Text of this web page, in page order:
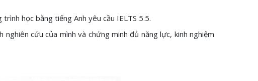
học bằng tiếng Anh yêu cầu IELTS 5.5.
cứu của mình và chứng minh đủ năng lực, kinh nghiệm